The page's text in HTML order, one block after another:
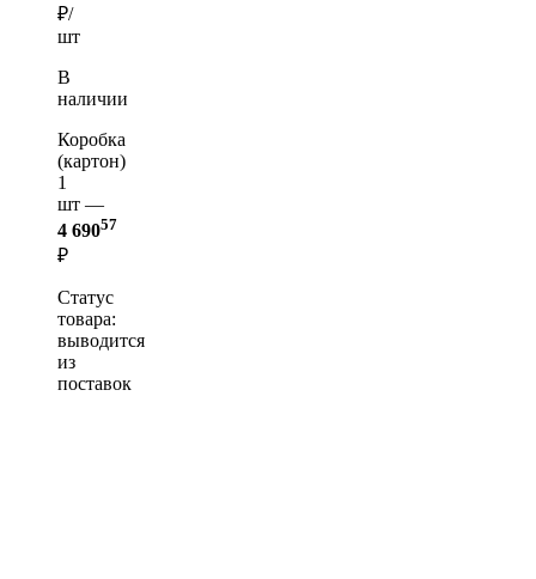
₽/
шт
В
наличии
Коробка
(картон)
1
шт —
4 69057
₽
Статус
товара:
выводится
из
поставок